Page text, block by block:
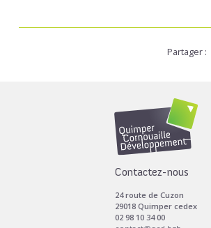
Partager :
Contactez-nous
24 route de Cuzon
29018 Quimper cedex
02 98 10 34 00